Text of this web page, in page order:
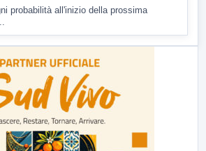
probabilità all'inizio della prossima